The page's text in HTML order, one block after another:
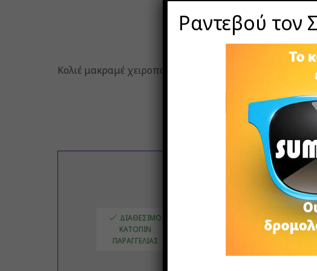
Κολιέ μακραμέ χειροποίητο μπλε με μεταλλικά
ΔΙΑΘΈΣΙΜΟ
ΚΑΤΌΠΙΝ
ΠΑΡΑΓΓΕΛΊΑΣ
Ραντεβού τον